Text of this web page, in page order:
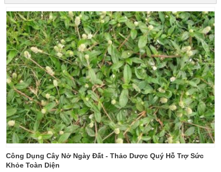
Công Dụng Cây Nở Ngày Đất - Thảo Dược Quý Hỗ Trợ Sức
Khỏe Toàn Diện